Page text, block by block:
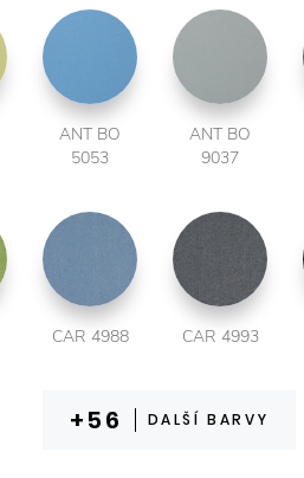
ANT BO
5053
ANT BO
9037
CAR 4988 CAR 4993
DALŠÍ BARVY